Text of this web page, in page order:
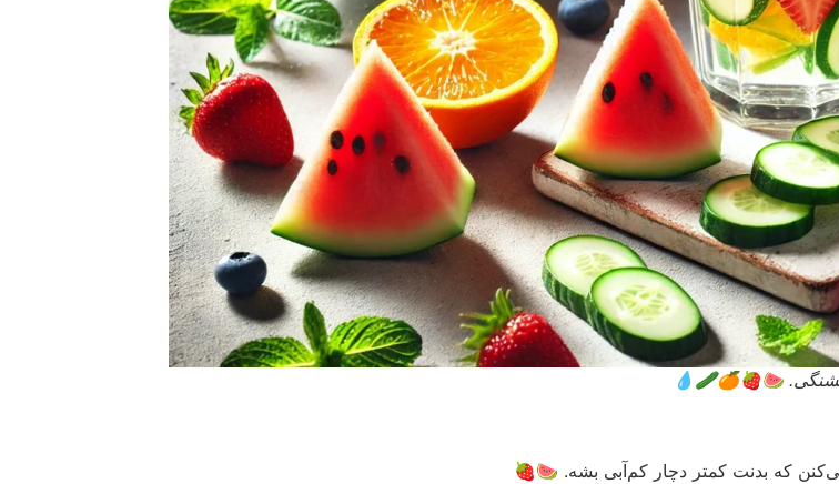
تشنگی. 🍉🍓🍊🥒💧
که بدنت کمتر دچار کم‌آبی بشه. 🍉🍓